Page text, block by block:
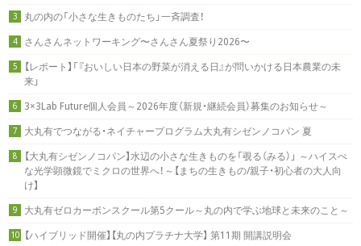
3 丸の内の「小さな生きものたち」一斉調査！
4 さんさんネットワーキング〜さんさん夏祭り2026〜
5
【レポート】「『おいしい日本の野菜が消える日』が問いかける日本農業の未
来」
6 3×3Lab Future個人会員～2026年度（新規・継続会員）募集のお知らせ～
7 大丸有でつながる・ネイチャープログラム大丸有シゼンノコパン 夏
8
【大丸有シゼンノコパン】水辺の小さな生きものを「覗る（みる）」 ～ハイスぺ
な光学顕微鏡でミクロの世界へ！～【まちの生きもの/親子・初心者の大人向
け】
9 大丸有ゼロカーボンスクール第5クール～丸の内で学ぶ地球と未来のこと～
10 【ハイブリッド開催】【丸の内プラチナ大学】 第11期 開講説明会